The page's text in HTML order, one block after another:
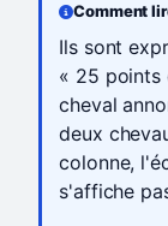
Comment
Ils sont
« 25 points
cheval
deux
colonne,
s'affiche